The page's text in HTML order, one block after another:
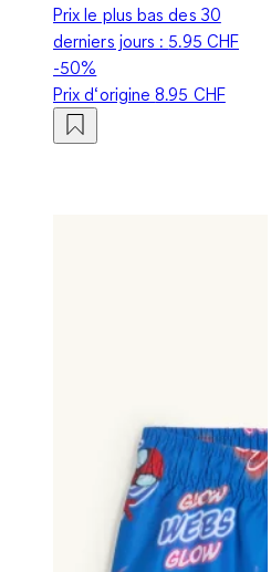
Prix le plus bas des 30
derniers jours : 5.95 CHF
-50%
Prix d‘origine8.95 CHF